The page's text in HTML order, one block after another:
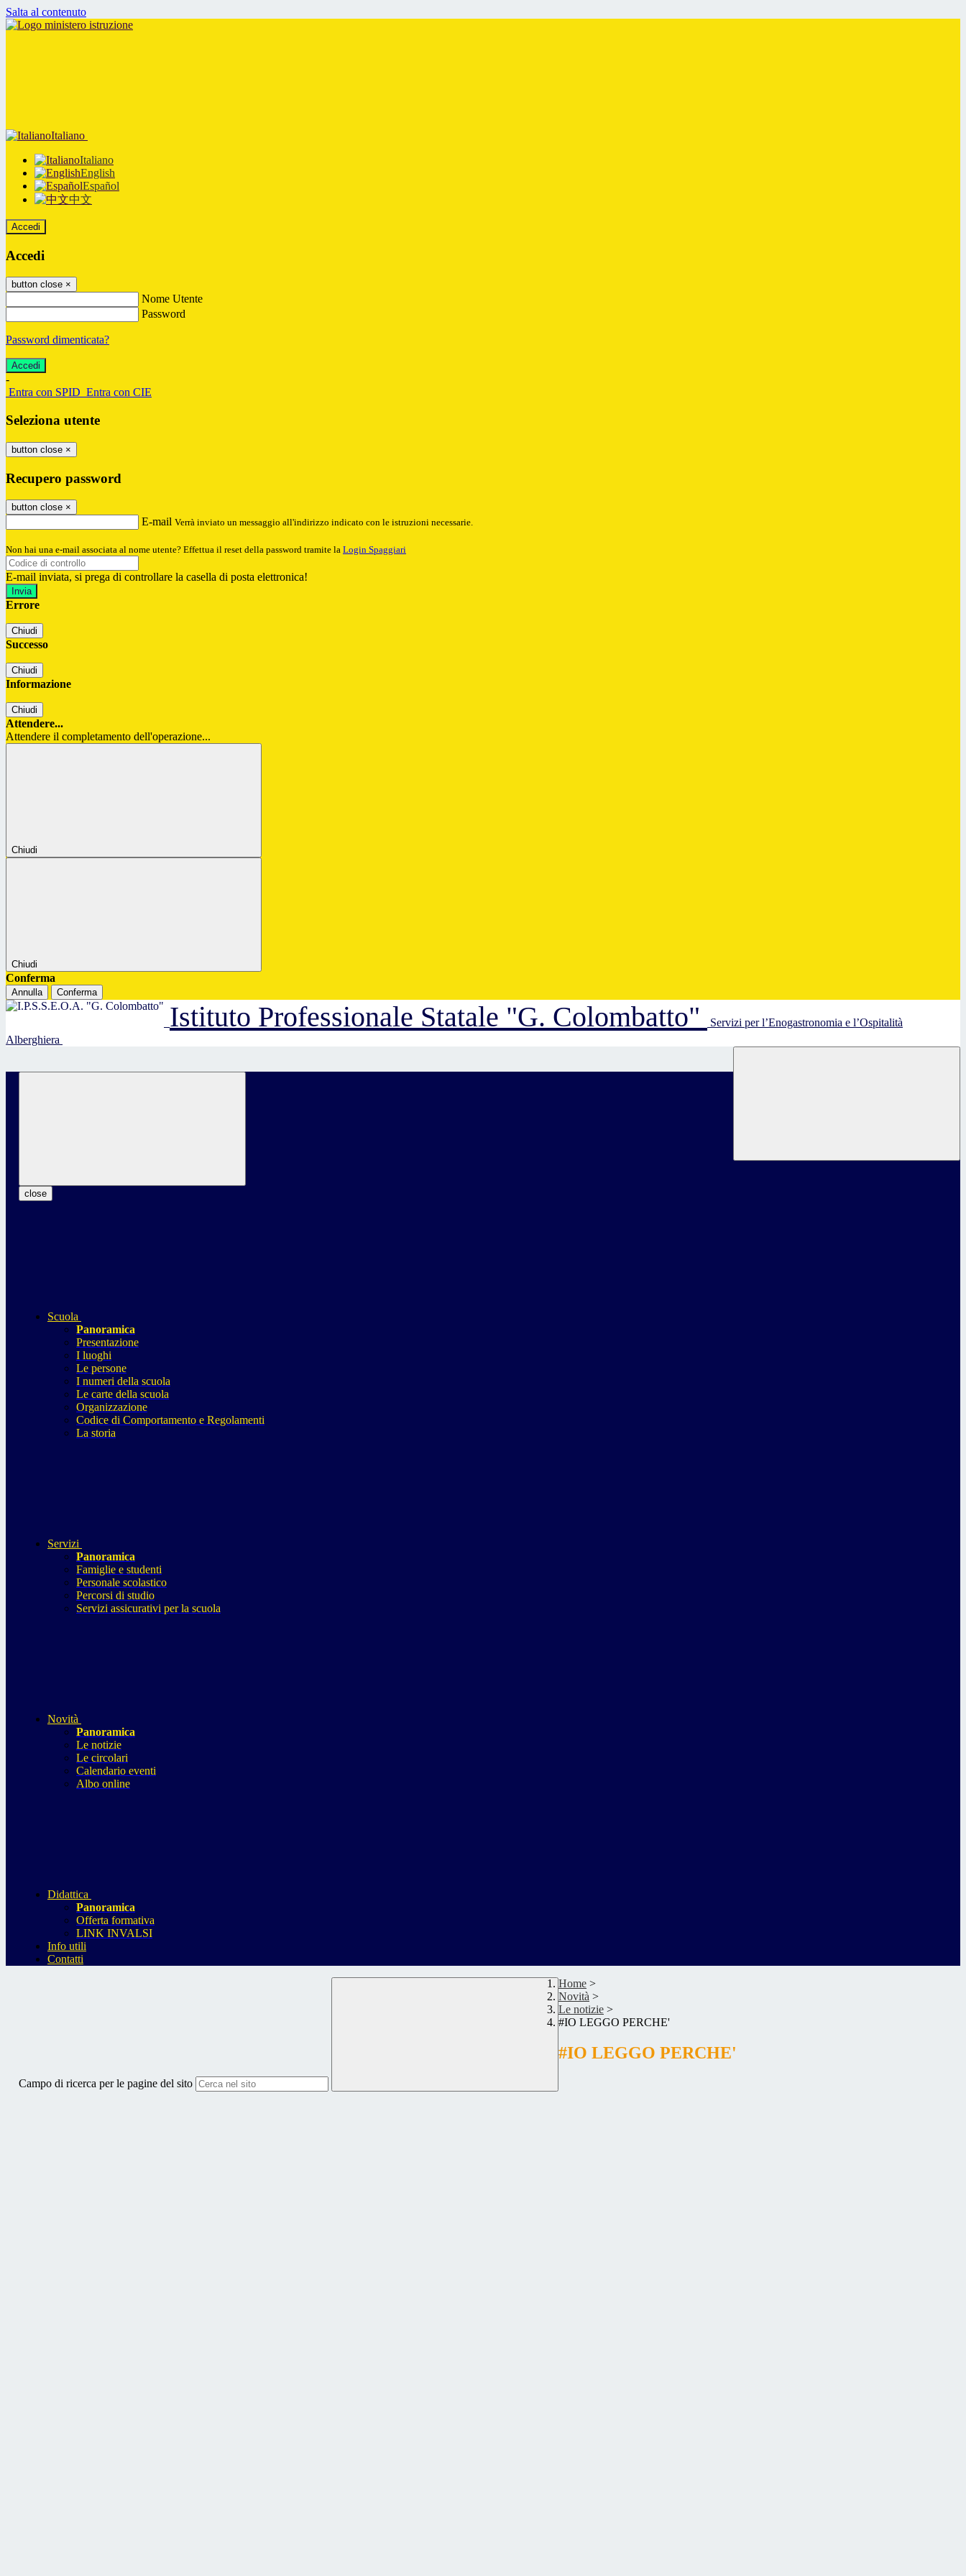
Salta al contenuto
Italiano
Italiano
English
Español
中文
Accedi
Accedi
button close ×
Nome Utente
Password
Password dimenticata?
-
Entra con SPID Entra con CIE
Seleziona utente
button close ×
Recupero password
button close ×
E-mail Verrà inviato un messaggio all'indirizzo indicato con le istruzioni necessarie.
Non hai una e-mail associata al nome utente? Effettua il reset della password tramite la Login Spaggiari
E-mail inviata, si prega di controllare la casella di posta elettronica!
Errore
Chiudi
Successo
Chiudi
Informazione
Chiudi
Attendere...
Attendere il completamento dell'operazione...
Chiudi
Chiudi
Conferma
Annulla Conferma
Istituto Professionale Statale "G. Colombatto"
Servizi per l’Enogastronomia e l’Ospitalità
Alberghiera
close
Scuola
Panoramica
Presentazione
I luoghi
Le persone
I numeri della scuola
Le carte della scuola
Organizzazione
Codice di Comportamento e Regolamenti
La storia
Servizi
Panoramica
Famiglie e studenti
Personale scolastico
Percorsi di studio
Servizi assicurativi per la scuola
Novità
Panoramica
Le notizie
Le circolari
Calendario eventi
Albo online
Didattica
Panoramica
Offerta formativa
LINK INVALSI
Info utili
Contatti
Campo di ricerca per le pagine del sito
Home >
Novità >
Le notizie >
#IO LEGGO PERCHE'
#IO LEGGO PERCHE'